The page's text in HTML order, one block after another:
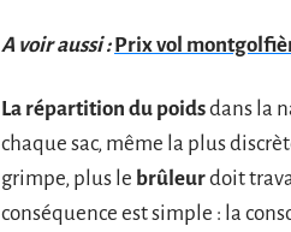
A voir aussi : Prix vol
La répartition du poidsdans la
chaque sac, même la plus
grimpe, plus le brûleurdoit
conséquence est simple : la